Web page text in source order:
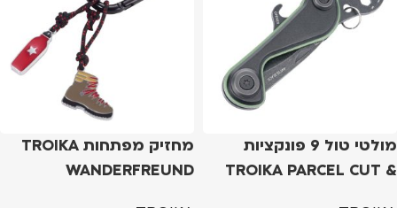
מולטי טול 9 פונקציות
TROIKA PARCEL CUT &
מחזיק מפתחות TROIKA
WANDERFREUND